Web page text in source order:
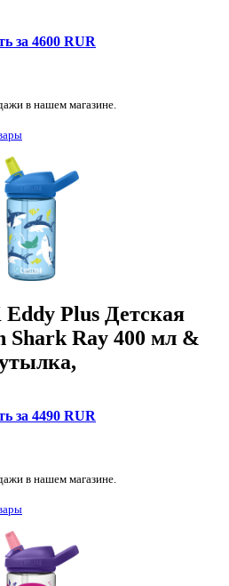
за 4600 RUR
в нашем магазине.
Plus Детская
Shark Ray 400 мл &
за 4490 RUR
в нашем магазине.